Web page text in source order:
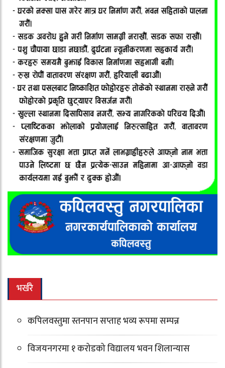
भर्खरै
कपिलवस्तुमा स्तनपान सप्ताह भव्य रूपमा सम्पन्न
विजयनगरमा १ करोडको विद्यालय भवन शिलान्यास